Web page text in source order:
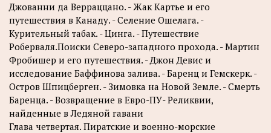
Джованни да Верраццано. - Жак Картье и его
путешествия в Канаду. - Селение Ошелага. -
Курительный табак. - Цинга. - Путешествие
Роберваля.Поиски Северо-западного прохода. - Мартин
Фробишер и его путешествия. - Джон Девис и
исследование Баффинова залива. - Баренц и Гемскерк. -
Остров Шпицберген. - Зимовка на Новой Земле. - Смерть
Баренца. - Возвращение в Евро-ПУ- Реликвии,
найденные в Ледяной гавани
Глава четвертая. Пиратские и военно-морские